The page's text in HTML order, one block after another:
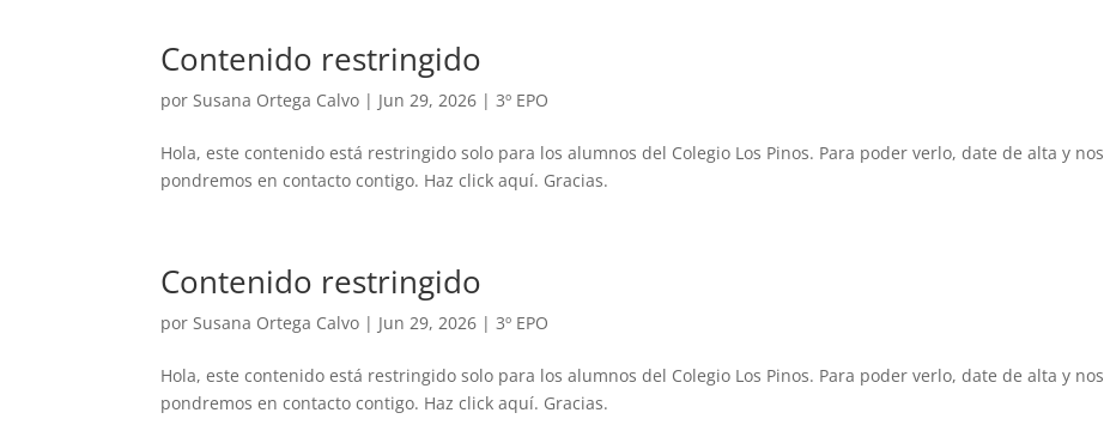
Contenido restringido
porSusana Ortega Calvo | Jun 29, 2026 |3º EPO
Hola, este contenido está restringido solo para los alumnos del Colegio Los Pinos. Para poder verlo, date de alta y nos
pondremos en contacto contigo. Haz click aquí. Gracias.
Contenido restringido
porSusana Ortega Calvo | Jun 29, 2026 |3º EPO
Hola, este contenido está restringido solo para los alumnos del Colegio Los Pinos. Para poder verlo, date de alta y nos
pondremos en contacto contigo. Haz click aquí. Gracias.